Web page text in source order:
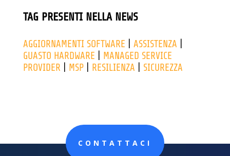
TAG PRESENTI NELLA NEWS
AGGIORNAMENTI SOFTWARE ASSISTENZA
GUASTO HARDWARE
MANAGED SERVICE
PROVIDER
MSP| RESILIENZA SICUREZZA
CONTATTACI